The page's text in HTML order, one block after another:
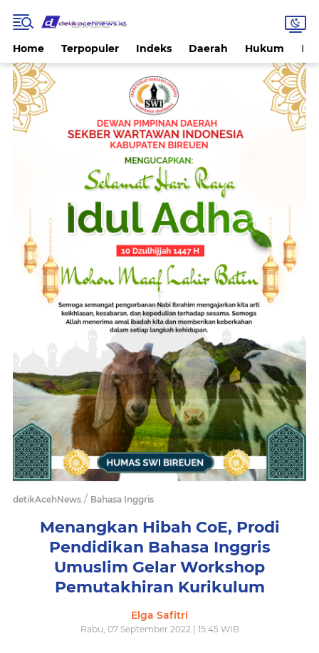
Home Terpopuler Indeks Daerah Hukum
detikAcehNews / Bahasa Inggris
Menangkan Hibah CoE, Prodi
Pendidikan Bahasa Inggris
Umuslim Gelar Workshop
Pemutakhiran Kurikulum
Elga Safitri
Rabu, 07 September 2022 | 15:45 WIB